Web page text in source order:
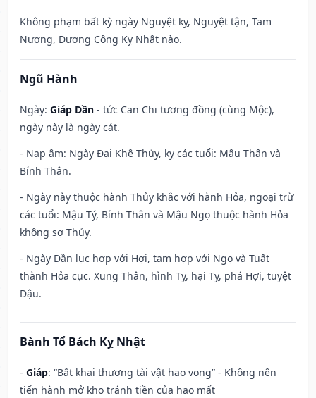
Không phạm bất kỳ ngày Nguyệt kỵ, Nguyệt tận, Tam
Nương, Dương Công Kỵ Nhật nào.
Ngũ Hành
Ngày: Giáp Dần - tức Can Chi tương đồng (cùng Mộc),
ngày này là ngày cát.
- Nạp âm: Ngày Đại Khê Thủy, kỵ các tuổi: Mậu Thân và
Bính Thân.
- Ngày này thuộc hành Thủy khắc với hành Hỏa, ngoại trừ
các tuổi: Mậu Tý, Bính Thân và Mậu Ngọ thuộc hành Hỏa
không sợ Thủy.
- Ngày Dần lục hợp với Hợi, tam hợp với Ngọ và Tuất
thành Hỏa cục. Xung Thân, hình Tỵ, hại Tỵ, phá Hợi, tuyệt
Dậu.
Bành Tổ Bách Kỵ Nhật
- Giáp: “Bất khai thương tài vật hao vong” - Không nên
tiến hành mở kho tránh tiền của hao mất